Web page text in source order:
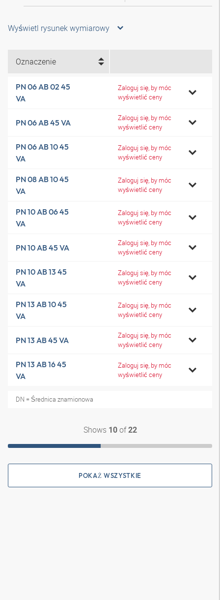
Wyświetl rysunek wymiarowy
Oznaczenie
PN 06 AB 02 45
VA
Zaloguj się, by móc
wyświetlić ceny
PN 06 AB 45 VA
Zaloguj się, by móc
wyświetlić ceny
PN 06 AB 10 45
VA
Zaloguj się, by móc
wyświetlić ceny
PN 08 AB 10 45
VA
Zaloguj się, by móc
wyświetlić ceny
PN 10 AB 06 45
VA
Zaloguj się, by móc
wyświetlić ceny
PN 10 AB 45 VA
Zaloguj się, by móc
wyświetlić ceny
PN 10 AB 13 45
VA
Zaloguj się, by móc
wyświetlić ceny
PN 13 AB 10 45
VA
Zaloguj się, by móc
wyświetlić ceny
PN 13 AB 45 VA
Zaloguj się, by móc
wyświetlić ceny
PN 13 AB 16 45
VA
Zaloguj się, by móc
wyświetlić ceny
DN = Średnica znamionowa
Shows 10of22
POKAŻ WSZYSTKIE